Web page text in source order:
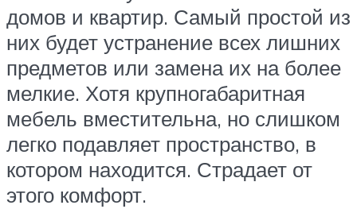
домов и квартир. Самый простой из
них будет устранение всех лишних
предметов или замена их на более
мелкие. Хотя крупногабаритная
мебель вместительна, но слишком
легко подавляет пространство, в
котором находится. Страдает от
этого комфорт.